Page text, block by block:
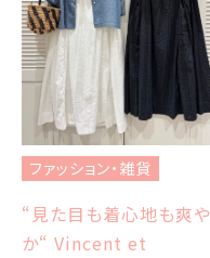
ファッション・雑貨
“見た目も着心地も爽や
か“ Vincent et